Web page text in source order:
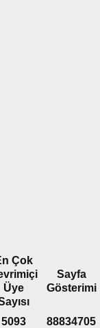
Çok
Üye
Sayfa
Gösterimi
5093 88834705